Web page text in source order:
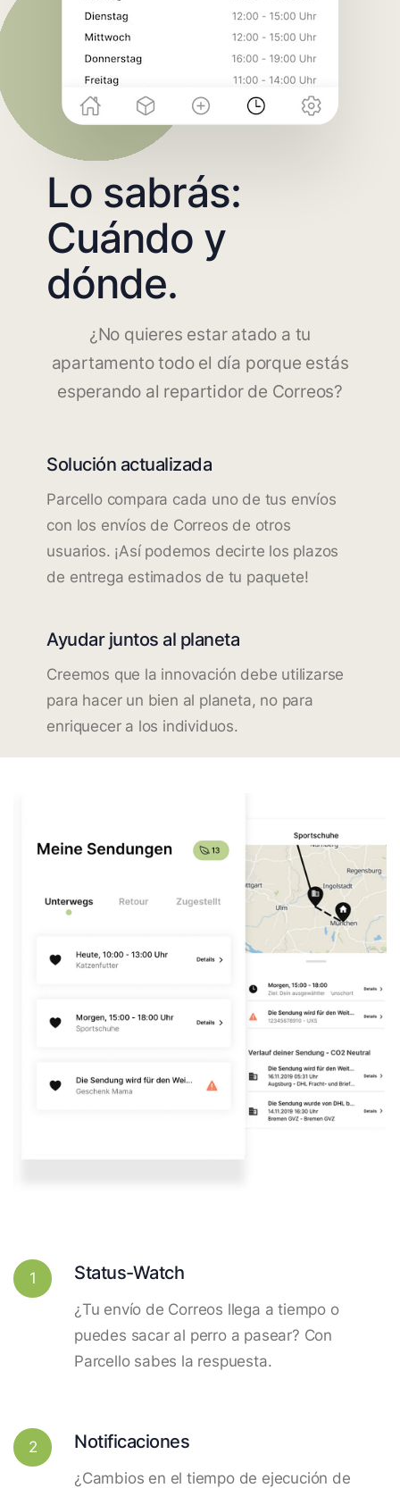
Lo sabrás:
Cuándo y
dónde.
¿No quieres estar atado a tu
apartamento todo el día porque estás
esperando al repartidor de Correos?
Solución actualizada
Parcello compara cada uno de tus envíos
con los envíos de Correos de otros
usuarios. ¡Así podemos decirte los plazos
de entrega estimados de tu paquete!
Ayudar juntos al planeta
Creemos que la innovación debe utilizarse
para hacer un bien al planeta, no para
enriquecer a los individuos.
1 Status-Watch
¿Tu envío de Correos llega a tiempo o
puedes sacar al perro a pasear? Con
Parcello sabes la respuesta.
2 Notificaciones
¿Cambios en el tiempo de ejecución de